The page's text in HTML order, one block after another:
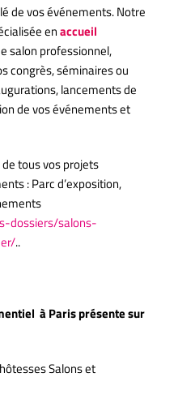
de vos événements. Notre
enaccueil
salon professionnel,
congrès, séminaires ou
lancements de
de vos événements et
tous vos projets
: Parc d’exposition,
dossiers/salons-
..
à Paris présente sur
Salons et